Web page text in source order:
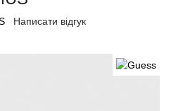
Написати відгук